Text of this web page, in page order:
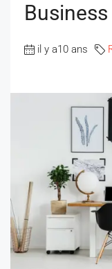
il y a10 ans